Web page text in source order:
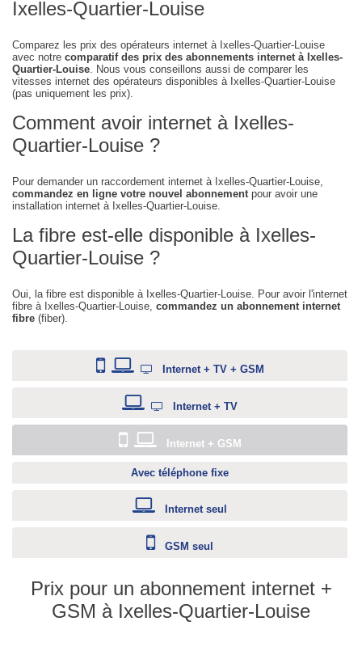
Ixelles-Quartier-Louise
Comparez les prix des opérateurs internet à Ixelles-Quartier-Louise
avec notre comparatif des prix des abonnements internet à Ixelles-
Quartier-Louise. Nous vous conseillons aussi de comparer les
vitesses internet des opérateurs disponibles à Ixelles-Quartier-Louise
(pas uniquement les prix).
Comment avoir internet à Ixelles-
Quartier-Louise ?
Pour demander un raccordement internet à Ixelles-Quartier-Louise,
commandez en ligne votre nouvel abonnementpour avoir une
installation internet à Ixelles-Quartier-Louise.
La fibre est-elle disponible à Ixelles-
Quartier-Louise ?
Oui, la fibre est disponible à Ixelles-Quartier-Louise. Pour avoir l'internet
fibre à Ixelles-Quartier-Louise, commandez un abonnement internet
fibre (fiber).
Internet + TV + GSM
Internet + TV
Internet + GSM
Avec téléphone fixe
Internet seul
GSM seul
Prix pour un abonnement internet +
GSM à Ixelles-Quartier-Louise